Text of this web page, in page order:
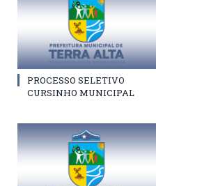
PROCESSO SELETIVO
CURSINHO MUNICIPAL